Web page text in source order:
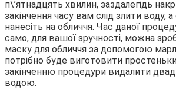
п\’ятнадцять хвилин, заздалегідь
закінчення часу вам слід злити воду,
нанесіть на обличчя. Час даної
само, для вашої зручності, можна
маску для обличчя за допомогою
потрібно буде виготовити
закінченню процедури видалити
водою.